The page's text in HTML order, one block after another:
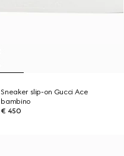
Sneaker slip-on Gucci Ace
bambino
€ 450